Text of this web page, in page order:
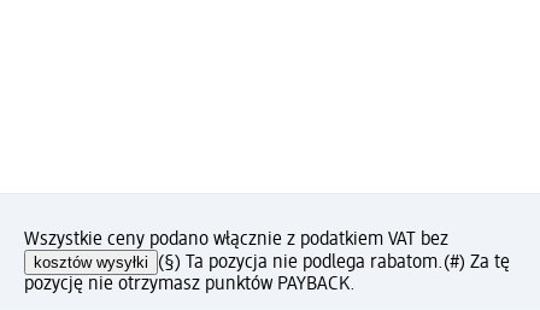
Wszystkie ceny podano włącznie z podatkiem VAT bez
kosztów wysyłki (§) Ta pozycja nie podlega rabatom.(#) Za tę
pozycję nie otrzymasz punktów PAYBACK.